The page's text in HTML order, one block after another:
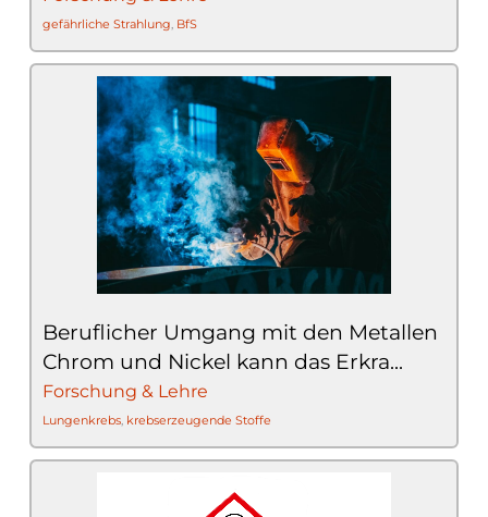
gefährliche Strahlung, BfS
Beruflicher Umgang mit den Metallen
Chrom und Nickel kann das Erkra...
Forschung & Lehre
Lungenkrebs, krebserzeugende Stoffe